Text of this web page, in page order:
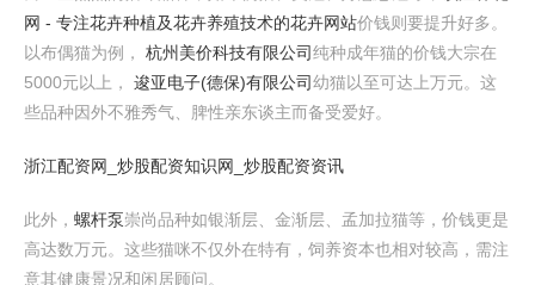
网 - 专注花卉种植及花卉养殖技术的花卉网站价钱则要提升好多。
以布偶猫为例， 杭州美价科技有限公司纯种成年猫的价钱大宗在
5000元以上， 逡亚电子(德保)有限公司幼猫以至可达上万元。这
些品种因外不雅秀气、脾性亲东谈主而备受爱好。
浙江配资网_炒股配资知识网_炒股配资资讯
此外， 螺杆泵崇尚品种如银渐层、金渐层、孟加拉猫等，价钱更是
高达数万元。这些猫咪不仅外在特有，饲养资本也相对较高，需注
意其健康景况和闲居顾问。